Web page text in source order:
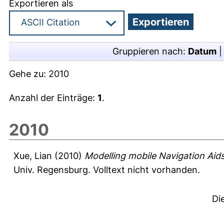
Exportieren als
Gruppieren nach: Datum
Gehe zu: 2010
Anzahl der Einträge: 1.
2010
Xue, Lian (2010) Modelling mobile Navigation
Univ. Regensburg. Volltext nicht vorhanden.